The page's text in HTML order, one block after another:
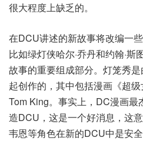
很大程度上缺乏的。
在DCU讲述的新故事将改编一
比如绿灯侠哈尔·乔丹和约翰·
故事的重要组成部分。灯笼秀
起创作的，其中包括漫画《超
Tom King。事实上，DC漫画最
造DCU，这是一个好消息，这
韦恩等角色在新的DCU中是安全